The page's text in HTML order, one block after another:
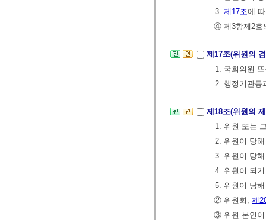
3. 제17조에
④ 제3항제2호
제17조(위원의
1. 국회의원
2. 행정기관등
제18조(위원의
1. 위원 또는
2. 위원이 당
3. 위원이 당
4. 위원이 되
5. 위원이 당
② 위원회, 제
③ 위원 본인이